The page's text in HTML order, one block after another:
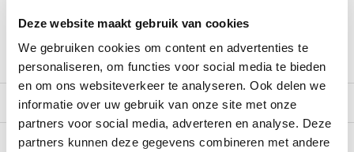
Deze website maakt gebruik van cookies
We gebruiken cookies om content en advertenties te
personaliseren, om functies voor social media te bieden
en om ons websiteverkeer te analyseren. Ook delen we
informatie over uw gebruik van onze site met onze
partners voor social media, adverteren en analyse. Deze
partners kunnen deze gegevens combineren met andere
Productomschrijving
Reviews